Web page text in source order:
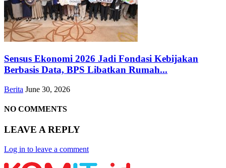
Sensus Ekonomi 2026 Jadi Fondasi Kebijakan
Berbasis Data, BPS Libatkan Rumah...
Berita June 30, 2026
NO COMMENTS
LEAVE A REPLY
Log in to leave a comment